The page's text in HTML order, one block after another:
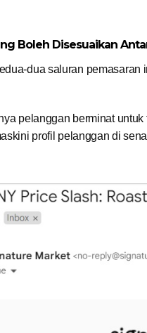
Boleh Disesuaikan
dua saluran
pelanggan berminat
profil pelanggan di